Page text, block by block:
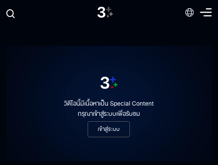
วิดีโอนี้มีเนื้อหาเป็น Special Content
กรุณาเข้าสู่ระบบเพื่อรับชม
เข้าสู่ระบบ